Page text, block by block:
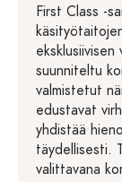
First Class -
suunniteltu
valmistetut
edustavat
yhdistää
täydellisesti.
valittavana